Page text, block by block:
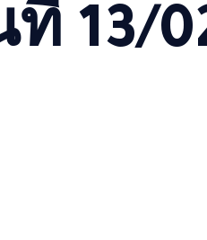
13/